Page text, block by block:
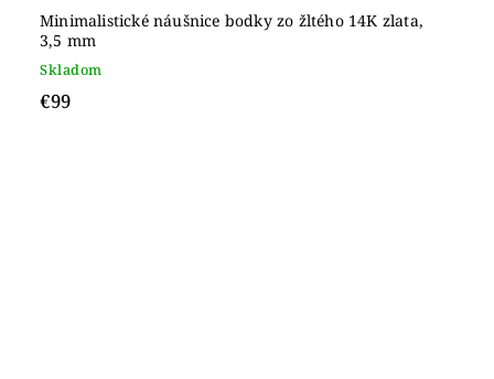
Minimalistické náušnice bodky zo žltého 14K zlata,
3,5 mm
Skladom
€99